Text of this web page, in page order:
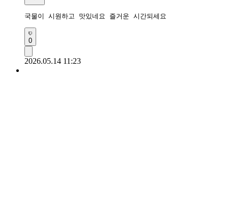
국물이 시원하고 맛있네요 즐거운 시간되세요
0
2026.05.14 11:23